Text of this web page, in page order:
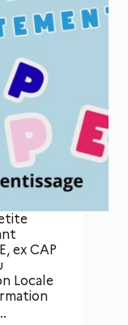
ex CAP
Locale